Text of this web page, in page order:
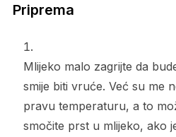
Priprema
Mlijeko malo zagrijte da
smije biti vruće. Već su me
pravu temperaturu, a to
smočite prst u mlijeko, ako